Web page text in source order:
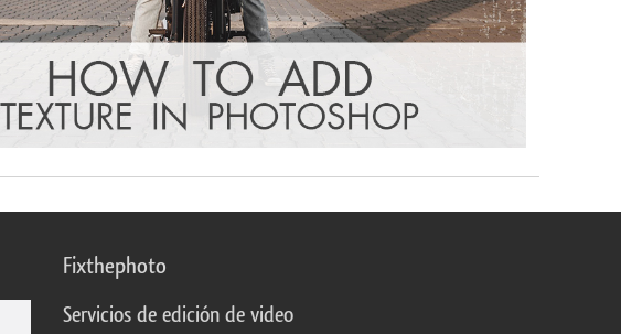
Fixthephoto
Servicios de edición de video